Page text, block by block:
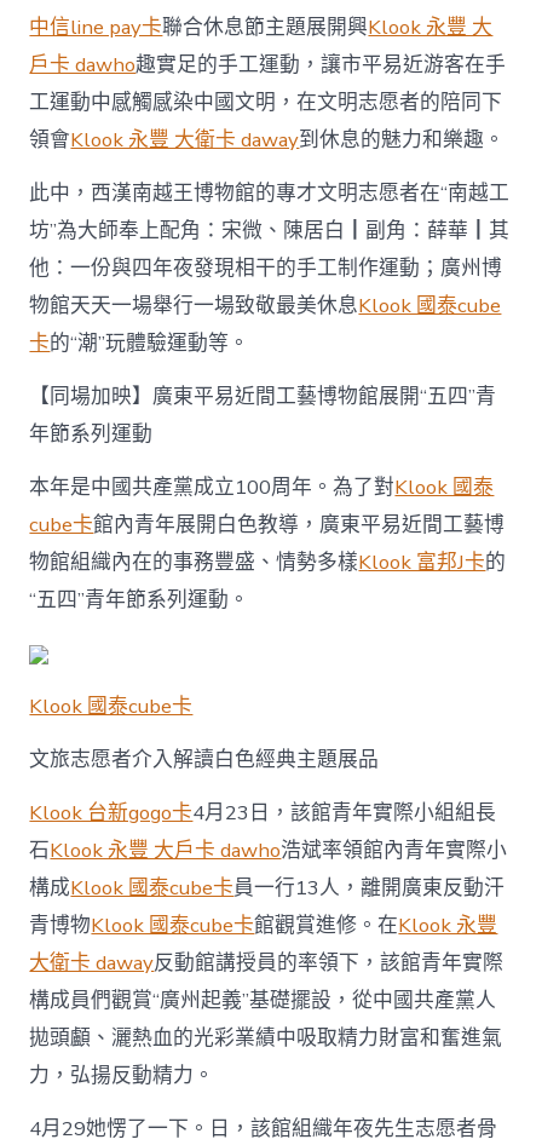
中信line pay卡聯合休息節主題展開興Klook 永豐 大
戶卡 dawho趣實足的手工運動，讓市平易近游客在手
工運動中感觸感染中國文明，在文明志愿者的陪同下
領會Klook 永豐 大衛卡 daway到休息的魅力和樂趣。
此中，西漢南越王博物館的專才文明志愿者在“南越工
坊”為大師奉上配角：宋微、陳居白┃副角：薛華┃其
他：一份與四年夜發現相干的手工制作運動；廣州博
物館天天一場舉行一場致敬最美休息Klook 國泰cube
卡的“潮”玩體驗運動等。
【同場加映】廣東平易近間工藝博物館展開“五四”青
年節系列運動
本年是中國共產黨成立100周年。為了對Klook 國泰
cube卡館內青年展開白色教導，廣東平易近間工藝博
物館組織內在的事務豐盛、情勢多樣Klook 富邦J卡的
“五四”青年節系列運動。
Klook 國泰cube卡
文旅志愿者介入解讀白色經典主題展品
Klook 台新gogo卡4月23日，該館青年實際小組組長
石Klook 永豐 大戶卡 dawho浩斌率領館內青年實際小
構成Klook 國泰cube卡員一行13人，離開廣東反動汗
青博物Klook 國泰cube卡館觀賞進修。在Klook 永豐
大衛卡 daway反動館講授員的率領下，該館青年實際
構成員們觀賞“廣州起義”基礎擺設，從中國共產黨人
拋頭顱、灑熱血的光彩業績中吸取精力財富和奮進氣
力，弘揚反動精力。
4月29她愣了一下。日，該館組織年夜先生志愿者骨